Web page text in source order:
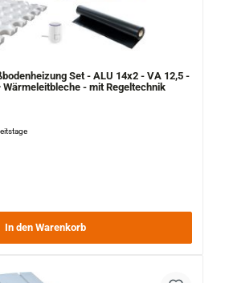
Set - ALU 14x2 - VA 12,5 -
- mit Regeltechnik
In den Warenkorb